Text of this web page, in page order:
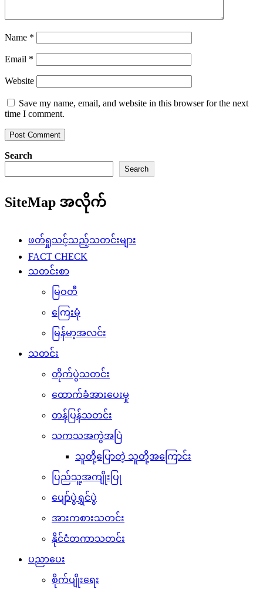
Name *
Email *
Website
Save my name, email, and website in this browser for the next
time I comment.
Search
Search
SiteMap အလိုက်
ဖတ်ရှုသင့်သည့်သတင်းများ
FACT CHECK
သတင်းစာ
မြဝတီ
ကြေးမုံ
မြန်မာ့အလင်း
သတင်း
တိုက်ပွဲသတင်း
ထောက်ခံအားပေးမှု
တန်ပြန်သတင်း
သကသအကွဲအပြဲ
သူတို့ပြောတဲ့ သူတို့အကြောင်း
ပြည်သူ့အကျိုးပြု
ပျော်ပွဲရွှင်ပွဲ
အားကစားသတင်း
နိုင်ငံတကာသတင်း
ပညာပေး
စိုက်ပျိုးရေး